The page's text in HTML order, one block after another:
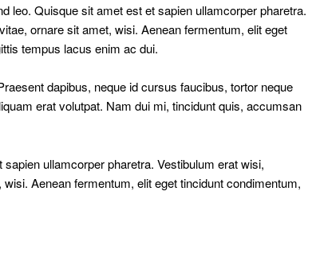
leo. Quisque sit amet est et sapien ullamcorper pharetra.
ornare sit amet, wisi. Aenean fermentum, elit eget
tempus lacus enim ac dui.
dapibus, neque id cursus faucibus, tortor neque
erat volutpat. Nam dui mi, tincidunt quis, accumsan
ullamcorper pharetra. Vestibulum erat wisi,
Aenean fermentum, elit eget tincidunt condimentum,